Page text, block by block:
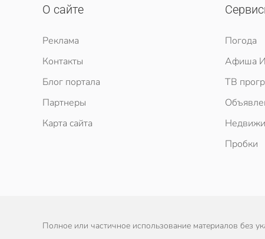
О сайте
Реклама
Контакты
Блог портала
Партнеры
Карта сайта
Погода
Афиша
ТВ
Пробки
Полное или частичное использование материалов без